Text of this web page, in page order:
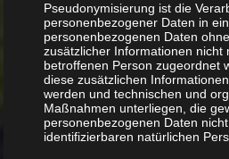
Startseite
Schildkrötenarten
Wasserschildkröten
Europäische
Pseudonymisierung ist die
personenbezogener Daten in
personenbezogenen Daten
zusätzlicher Informationen nicht
betroffenen Person zugeordnet
diese zusätzlichen
werden und technischen und
Maßnahmen unterliegen, die
personenbezogenen Daten
identifizierbaren natürlichen